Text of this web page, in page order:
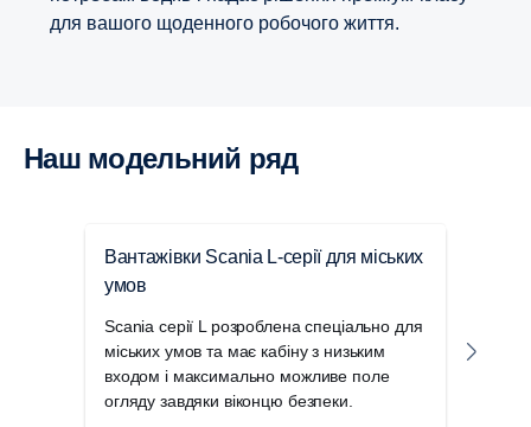
для вашого щоденного робочого життя.
Наш модельний ряд
Вантажівки Scania L-серії для міських
умов
Scania серії L розроблена спеціально для
міських умов та має кабіну з низьким
входом і максимально можливе поле
огляду завдяки віконцю безпеки.